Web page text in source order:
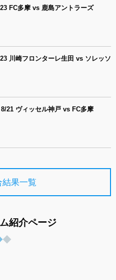
23 FC多摩 vs 鹿島アントラーズ
23 川崎フロンターレ生田 vs ソレッソ
8/21 ヴィッセル神戸 vs FC多摩
結果一覧
紹介ページ